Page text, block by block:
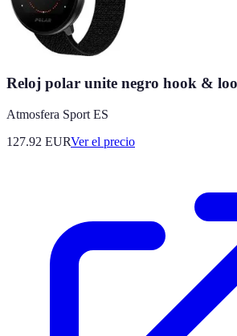
Reloj polar unite negro hook &
Atmosfera Sport ES
127.92 EURVer el precio